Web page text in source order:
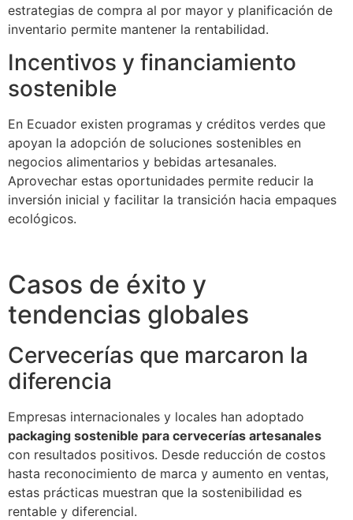
estrategias de compra al por mayor y planificación de
inventario permite mantener la rentabilidad.
Incentivos y financiamiento
sostenible
En Ecuador existen programas y créditos verdes que
apoyan la adopción de soluciones sostenibles en
negocios alimentarios y bebidas artesanales.
Aprovechar estas oportunidades permite reducir la
inversión inicial y facilitar la transición hacia empaques
ecológicos.
Casos de éxito y
tendencias globales
Cervecerías que marcaron la
diferencia
Empresas internacionales y locales han adoptado
packaging sostenible para cervecerías artesanales
con resultados positivos. Desde reducción de costos
hasta reconocimiento de marca y aumento en ventas,
estas prácticas muestran que la sostenibilidad es
rentable y diferencial.